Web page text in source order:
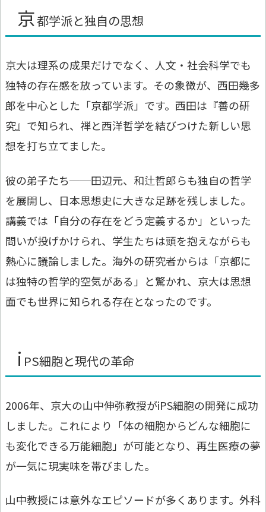
京都学派と独自の思想
京大は理系の成果だけでなく、人文・社会科学でも
独特の存在感を放っています。その象徴が、西田幾多
郎を中心とした「京都学派」です。西田は『善の研
究』で知られ、禅と西洋哲学を結びつけた新しい思
想を打ち立てました。
彼の弟子たち──田辺元、和辻哲郎らも独自の哲学
を展開し、日本思想史に大きな足跡を残しました。
講義では「自分の存在をどう定義するか」といった
問いが投げかけられ、学生たちは頭を抱えながらも
熱心に議論しました。海外の研究者からは「京都に
は独特の哲学的空気がある」と驚かれ、京大は思想
面でも世界に知られる存在となったのです。
i PS細胞と現代の革命
2006年、京大の山中伸弥教授がiPS細胞の開発に成功
しました。これにより「体の細胞からどんな細胞に
も変化できる万能細胞」が可能となり、再生医療の夢
が一気に現実味を帯びました。
山中教授には意外なエピソードが多くあります。外科